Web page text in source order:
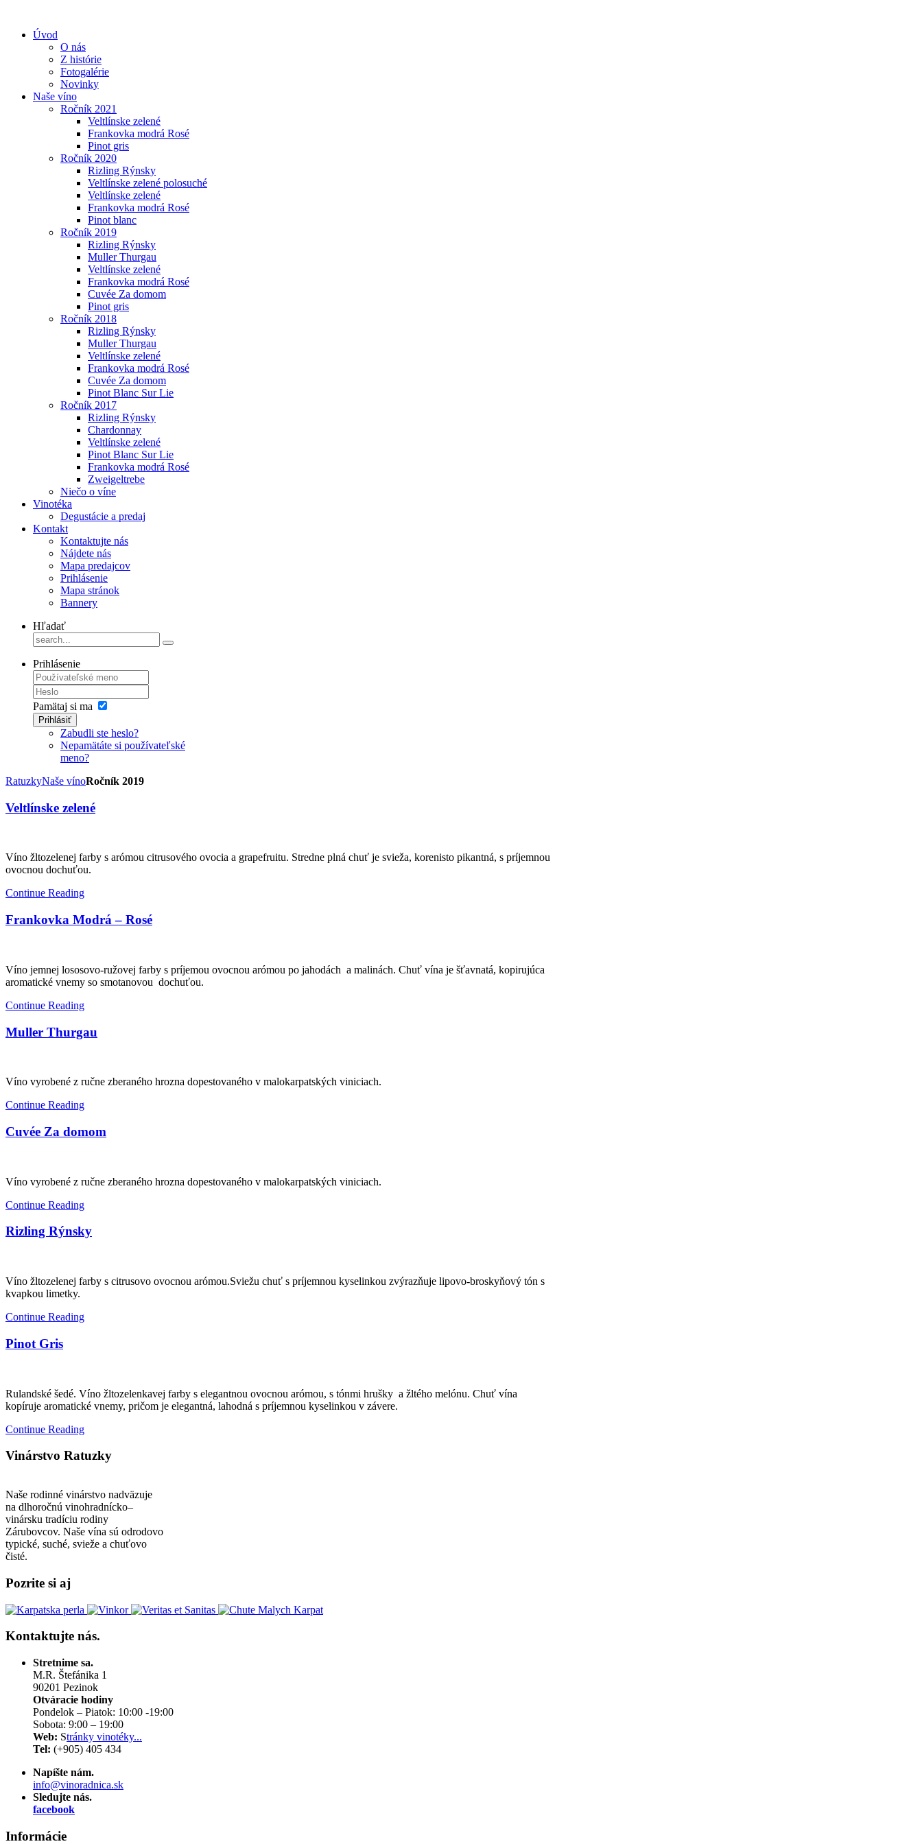
Úvod
O nás
Z histórie
Fotogalérie
Novinky
Naše víno
Ročník 2021
Veltlínske zelené
Frankovka modrá Rosé
Pinot gris
Ročník 2020
Rizling Rýnsky
Veltlínske zelené polosuché
Veltlínske zelené
Frankovka modrá Rosé
Pinot blanc
Ročník 2019
Rizling Rýnsky
Muller Thurgau
Veltlínske zelené
Frankovka modrá Rosé
Cuvée Za domom
Pinot gris
Ročník 2018
Rizling Rýnsky
Muller Thurgau
Veltlínske zelené
Frankovka modrá Rosé
Cuvée Za domom
Pinot Blanc Sur Lie
Ročník 2017
Rizling Rýnsky
Chardonnay
Veltlínske zelené
Pinot Blanc Sur Lie
Frankovka modrá Rosé
Zweigeltrebe
Niečo o víne
Vinotéka
Degustácie a predaj
Kontakt
Kontaktujte nás
Nájdete nás
Mapa predajcov
Prihlásenie
Mapa stránok
Bannery
Hľadať
Prihlásenie
Pamätaj si ma
Prihlásiť
Zabudli ste heslo?
Nepamätáte si používateľské
meno?
RatuzkyNaše vínoRočník 2019
Veltlínske zelené
Víno žltozelenej farby s arómou citrusového ovocia a grapefruitu. Stredne plná chuť je svieža, korenisto pikantná, s príjemnou
ovocnou dochuťou.
Continue Reading
Frankovka Modrá – Rosé
Víno jemnej lososovo-ružovej farby s príjemou ovocnou arómou po jahodách a malinách. Chuť vína je šťavnatá, kopirujúca
aromatické vnemy so smotanovou dochuťou.
Continue Reading
Muller Thurgau
Víno vyrobené z ručne zberaného hrozna dopestovaného v malokarpatských viniciach.
Continue Reading
Cuvée Za domom
Víno vyrobené z ručne zberaného hrozna dopestovaného v malokarpatských viniciach.
Continue Reading
Rizling Rýnsky
Víno žltozelenej farby s citrusovo ovocnou arómou.Sviežu chuť s príjemnou kyselinkou zvýrazňuje lipovo-broskyňový tón s
kvapkou limetky.
Continue Reading
Pinot Gris
Rulandské šedé. Víno žltozelenkavej farby s elegantnou ovocnou arómou, s tónmi hrušky a žltého melónu. Chuť vína
kopíruje aromatické vnemy, pričom je elegantná, lahodná s príjemnou kyselinkou v závere.
Continue Reading
Vinárstvo Ratuzky
Naše rodinné vinárstvo nadväzuje
na dlhoročnú vinohradnícko–
vinársku tradíciu rodiny
Zárubovcov. Naše vína sú odrodovo
typické, suché, svieže a chuťovo
čisté.
Pozrite si aj
Kontaktujte nás.
Stretnime sa.
M.R. Štefánika 1
90201 Pezinok
Otváracie hodiny
Pondelok – Piatok: 10:00 -19:00
Sobota: 9:00 – 19:00
Web: Stránky vinotéky...
Tel: (+905) 405 434
Napíšte nám.
info@vinoradnica.sk
Sledujte nás.
facebook
Informácie